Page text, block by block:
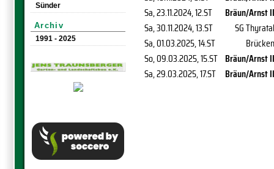
Sünder
Archiv
1991 - 2025
Sa, 23.11.2024, 12.ST
Bräun/Arnst II
Sa, 30.11.2024, 13.ST
SG Thyratal
Sa, 01.03.2025, 14.ST
Brücken
So, 09.03.2025, 15.ST Bräun/Arnst II
Sa, 29.03.2025, 17.ST Bräun/Arnst II